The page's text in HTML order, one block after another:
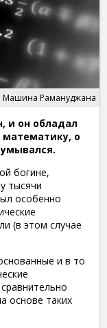
Машина Рамануджана
и он обладал
о
богине,
тысячи
особенно
(в этом случае
и в то
основе таких